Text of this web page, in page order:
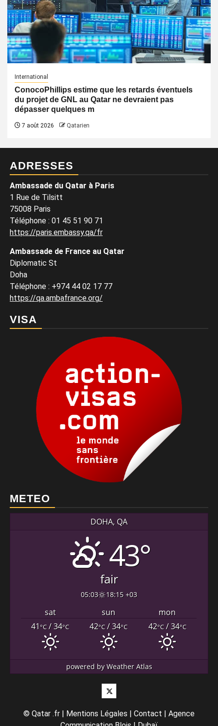
International
ConocoPhillips estime que les retards éventuels
du projet de GNL au Qatar ne devraient pas
dépasser quelques m
7 août 2026 Qatarien
ADRESSES
Ambassade du Qatar à Paris
1 Rue de Tilsitt
75008 Paris
Téléphone : 01 45 51 90 71
https://paris.embassy.qa/fr
Ambassade de France au Qatar
Diplomatic St
Doha
Téléphone : +974 44 02 17 77
https://qa.ambafrance.org/
VISA
METEO
DOHA, QA
43°
fair
05:03 18:15 +03
sat sun
mon
41°C/ 34°C 42°C/ 34°C 42°C/ 34°C
powered byWeather Atlas
Twitter
© Qatar .fr | Mentions Légales | Contact | Agence